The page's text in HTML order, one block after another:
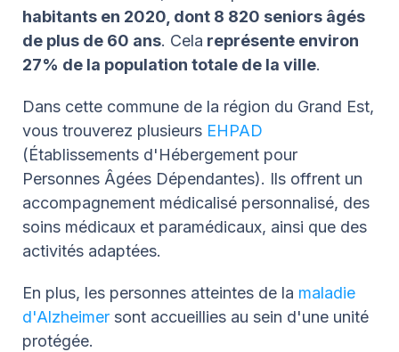
habitants en 2020, dont 8 820 seniors âgés
de plus de 60 ans. Cela représente environ
27% de la population totale de la ville.
Dans cette commune de la région du Grand Est,
vous trouverez plusieurs EHPAD
(Établissements d'Hébergement pour
Personnes Âgées Dépendantes). Ils offrent un
accompagnement médicalisé personnalisé, des
soins médicaux et paramédicaux, ainsi que des
activités adaptées.
En plus, les personnes atteintes de la maladie
d'Alzheimer sont accueillies au sein d'une unité
protégée.